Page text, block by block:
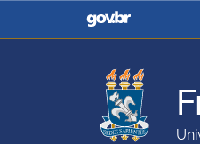
Casa Civil
Ministério da
Pecuária e